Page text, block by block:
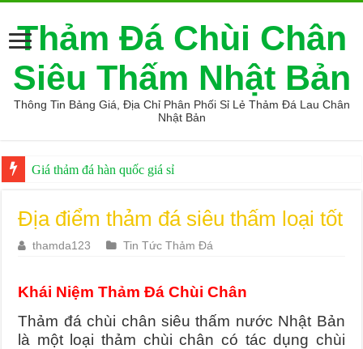
Thảm Đá Chùi Chân
Siêu Thấm Nhật Bản
Thông Tin Bảng Giá, Địa Chỉ Phân Phối Sỉ Lẻ Thảm Đá Lau Chân
Nhật Bản
Giá thảm đá hàn quốc giá sỉ
Địa điểm thảm đá siêu thấm loại tốt
thamda123 Tin Tức Thảm Đá
Khái Niệm Thảm Đá Chùi Chân
Thảm đá chùi chân siêu thấm nước Nhật Bản
là một loại thảm chùi chân có tác dụng chùi